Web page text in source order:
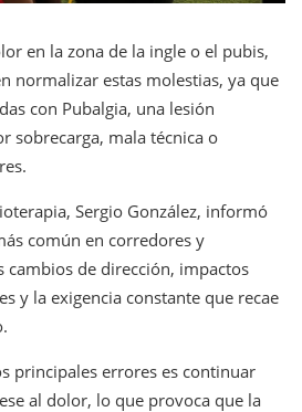
en la zona de la ingle o el pubis,
normalizar estas molestias, ya que
con Pubalgia, una lesión
sobrecarga, mala técnica o
Sergio González, informó
común en corredores y
cambios de dirección, impactos
y la exigencia constante que recae
principales errores es continuar
al dolor, lo que provoca que la